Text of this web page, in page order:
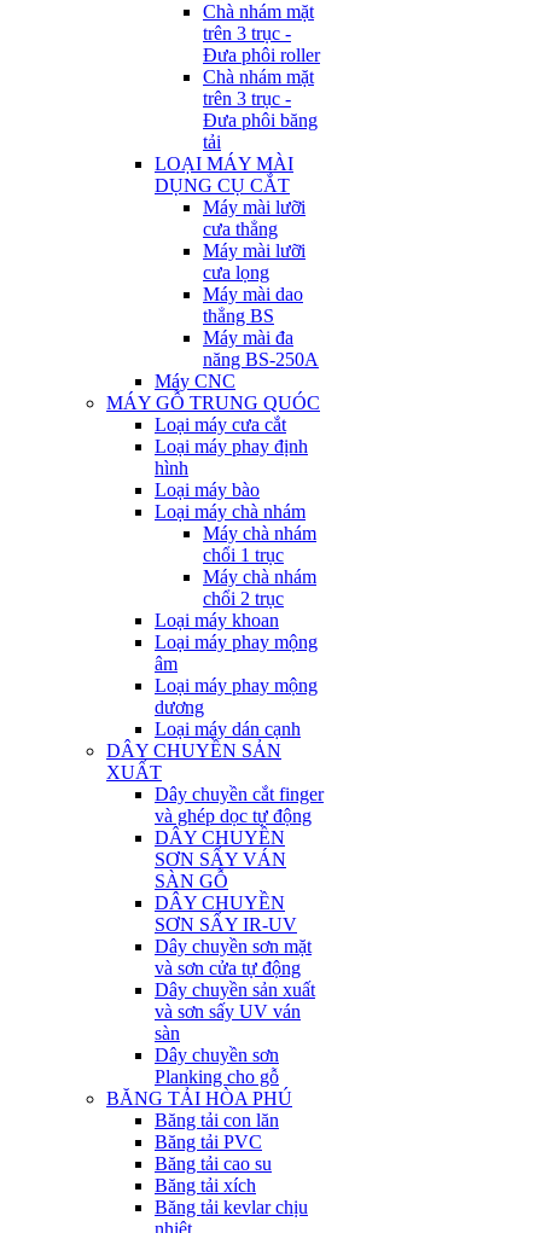
Chà nhám mặt
trên 3 trục -
Đưa phôi roller
Chà nhám mặt
trên 3 trục -
Đưa phôi băng
tải
LOẠI MÁY MÀI
DỤNG CỤ CẮT
Máy mài lưỡi
cưa thẳng
Máy mài lưỡi
cưa lọng
Máy mài dao
thẳng BS
Máy mài đa
năng BS-250A
Máy CNC
MÁY GỖ TRUNG QUÓC
Loại máy cưa cắt
Loại máy phay định
hình
Loại máy bào
Loại máy chà nhám
Máy chà nhám
chổi 1 trục
Máy chà nhám
chổi 2 trục
Loại máy khoan
Loại máy phay mộng
âm
Loại máy phay mộng
dương
Loại máy dán cạnh
DÂY CHUYỀN SẢN
XUẤT
Dây chuyền cắt finger
và ghép dọc tự động
DÂY CHUYỀN
SƠN SẤY VÁN
SÀN GỖ
DÂY CHUYỀN
SƠN SẤY IR-UV
Dây chuyền sơn mặt
và sơn cửa tự động
Dây chuyền sản xuất
và sơn sấy UV ván
sàn
Dây chuyền sơn
Planking cho gỗ
BĂNG TẢI HÒA PHÚ
Băng tải con lăn
Băng tải PVC
Băng tải cao su
Băng tải xích
Băng tải kevlar chịu
nhiệt